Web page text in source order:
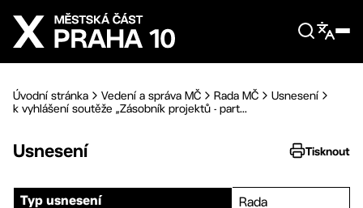
Přejít na hlavní obsah
Úvodní stránka Vedení a správa MČ Rada MČ
Usnesení
k vyhlášení soutěže „Zásobník projektů - part...
Usnesení Tisknout
Typ usnesení Rada